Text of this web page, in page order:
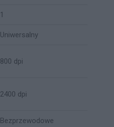
1
Uniwersalny
800 dpi
2400 dpi
Bezprzewodowe